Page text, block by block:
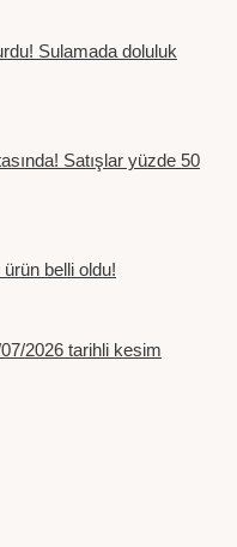
Sulamada doluluk
Satışlar yüzde 50
belli oldu!
2026 tarihli kesim